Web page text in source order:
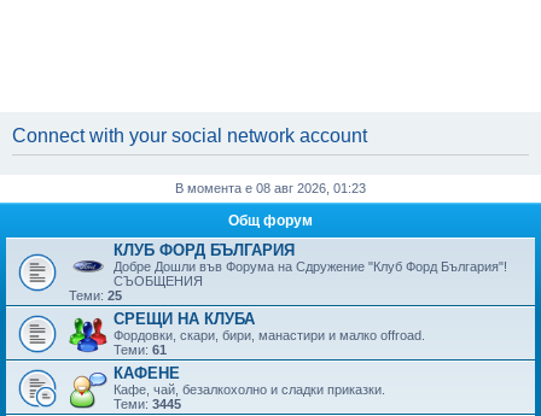
Connect with your social network account
В момента е 08 авг 2026, 01:23
Общ форум
КЛУБ ФОРД БЪЛГАРИЯ
Добре Дошли във Форума на Сдружение "Клуб Форд България"!
СЪОБЩЕНИЯ
Теми: 25
СРЕЩИ НА КЛУБА
Фордовки, скари, бири, манaстири и малко offroad.
Теми: 61
КАФЕНЕ
Кафе, чай, безалкохолно и сладки приказки.
Теми: 3445